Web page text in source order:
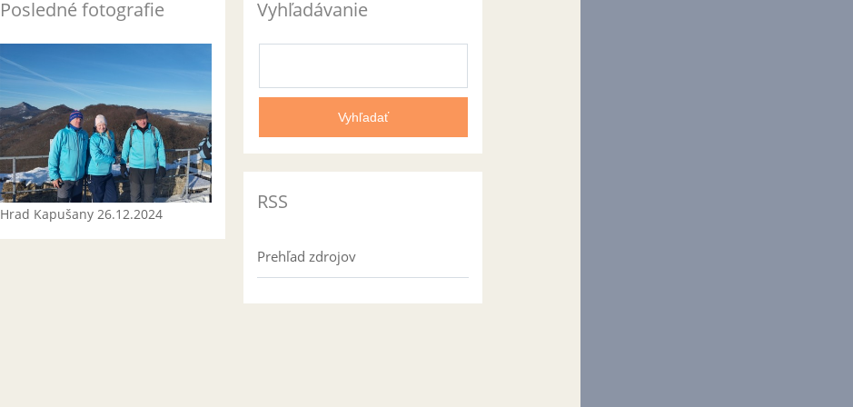
Posledné fotografie
Hrad Kapušany 26.12.2024
Vyhľadávanie
RSS
Prehľad zdrojov